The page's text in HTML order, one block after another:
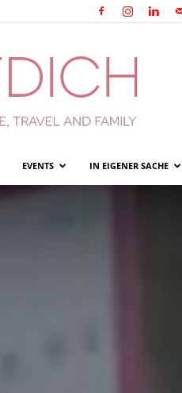
EVENTS IN EIGENER SACHE